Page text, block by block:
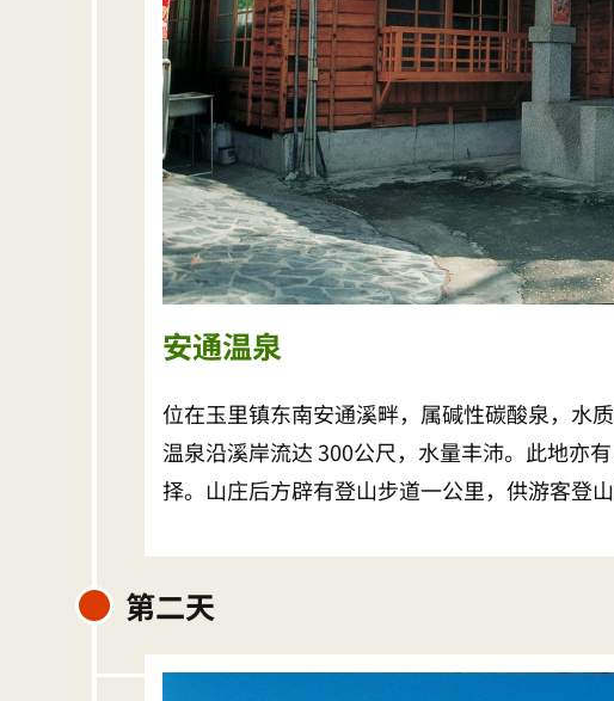
安通温泉
位在玉里镇东南安通溪畔，属碱性碳酸泉，水
温泉沿溪岸流达 300公尺，水量丰沛。此地亦
择。山庄后方辟有登山步道一公里，供游客登山
第二天